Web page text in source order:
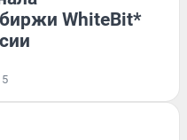
WhiteBit*
5